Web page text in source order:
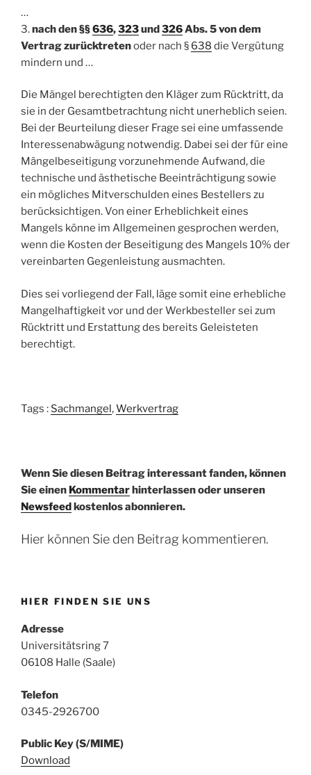
…
3.nach den §§636,323und326Abs. 5 von dem
Vertrag zurücktretenoder nach § 638 die Vergütung
mindern und …
Die Mängel berechtigten den Kläger zum Rücktritt, da
sie in der Gesamtbetrachtung nicht unerheblich seien.
Bei der Beurteilung dieser Frage sei eine umfassende
Interessenabwägung notwendig. Dabei sei der für eine
Mängelbeseitigung vorzunehmende Aufwand, die
technische und ästhetische Beeinträchtigung sowie
ein mögliches Mitverschulden eines Bestellers zu
berücksichtigen. Von einer Erheblichkeit eines
Mangels könne im Allgemeinen gesprochen werden,
wenn die Kosten der Beseitigung des Mangels 10% der
vereinbarten Gegenleistung ausmachten.
Dies sei vorliegend der Fall, läge somit eine erhebliche
Mangelhaftigkeit vor und der Werkbesteller sei zum
Rücktritt und Erstattung des bereits Geleisteten
berechtigt.
Tags : Sachmangel,Werkvertrag
Wenn Sie diesen Beitrag interessant fanden, können
Sie einen Kommentarhinterlassen oder unseren
Newsfeedkostenlos abonnieren.
Hier können Sie den Beitrag kommentieren.
HIER FINDEN SIE UNS
Adresse
Universitätsring 7
06108 Halle (Saale)
Telefon
0345-2926700
Public Key (S/MIME)
Download